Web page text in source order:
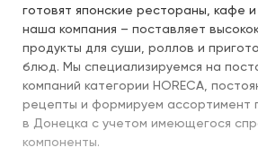
готовят японские рестораны, кафе
наша компания – поставляет
продукты для суши, роллов и
блюд. Мы специализируемся на
компаний категории HORECA,
рецепты и формируем ассортимент
в Донецка с учетом имеющегося
компоненты.